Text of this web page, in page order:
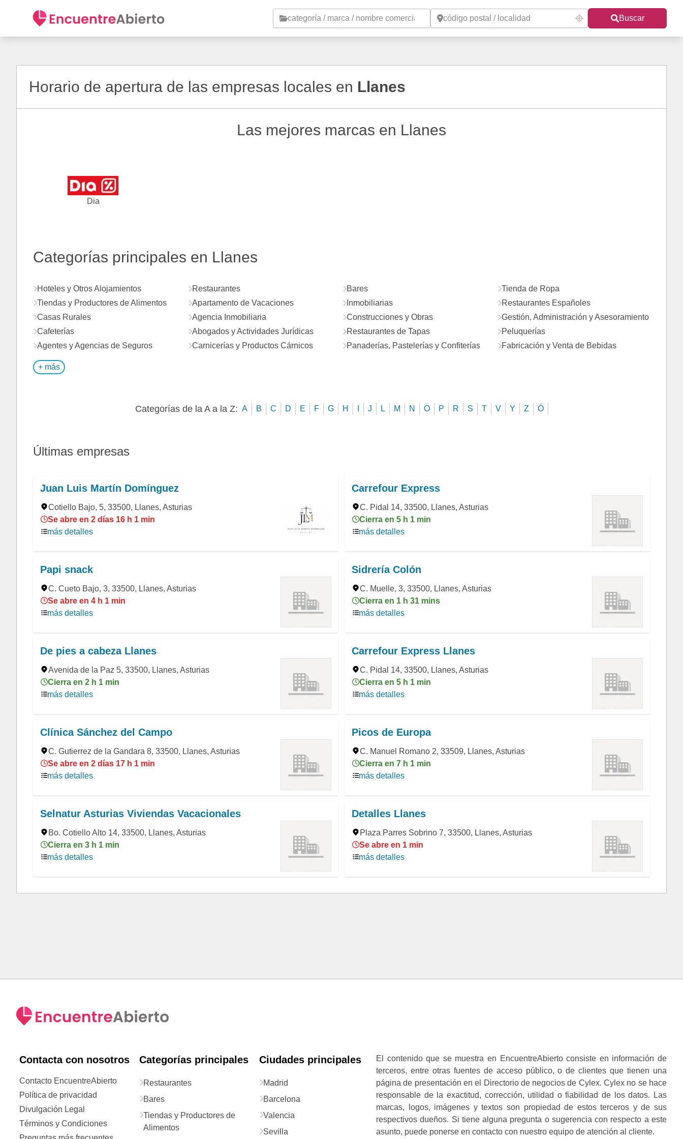
Buscar
Horario de apertura de las empresas locales en Llanes
Las mejores marcas en Llanes
Dia
Categorías principales en Llanes
Hoteles y Otros Alojamientos Restaurantes Bares
Tienda de Ropa
Tiendas y Productores de Alimentos
Apartamento de Vacaciones Inmobiliarias
Restaurantes Españoles
Casas Rurales
Agencia Inmobiliaria Construcciones y Obras
Gestión, Administración y Asesoramiento
Cafeterías
Abogados y Actividades Jurídicas Restaurantes de Tapas
Peluquerías
Agentes y Agencias de Seguros
Carnicerías y Productos Cárnicos Panaderías, Pastelerías y Confiterías Fabricación y Venta de Bebidas
+ más
Categorías de la A a la Z: A B C D E F G H J L M N O P R S T V Y Z Ó
Últimas empresas
Juan Luis Martín Domínguez
Cotiello Bajo, 5, 33500, Llanes, Asturias
Se abre en 2 días 16 h 1 min
más detalles
Carrefour Express
C. Pidal 14, 33500, Llanes, Asturias
Cierra en 5 h 1 min
más detalles
Papi snack
C. Cueto Bajo, 3, 33500, Llanes, Asturias
Se abre en 4 h 1 min
más detalles
Sidrería Colón
C. Muelle, 3, 33500, Llanes, Asturias
Cierra en 1 h 31 mins
más detalles
De pies a cabeza Llanes
Avenida de la Paz 5, 33500, Llanes, Asturias
Cierra en 2 h 1 min
más detalles
Carrefour Express Llanes
C. Pidal 14, 33500, Llanes, Asturias
Cierra en 5 h 1 min
más detalles
Clínica Sánchez del Campo
C. Gutierrez de la Gandara 8, 33500, Llanes, Asturias
Se abre en 2 días 17 h 1 min
más detalles
Picos de Europa
C. Manuel Romano 2, 33509, Llanes, Asturias
Cierra en 7 h 1 min
más detalles
Selnatur Asturias Viviendas Vacacionales
Bo. Cotiello Alto 14, 33500, Llanes, Asturias
Cierra en 3 h 1 min
más detalles
Detalles Llanes
Plaza Parres Sobrino 7, 33500, Llanes, Asturias
Se abre en 1 min
más detalles
Contacta con nosotros
Contacto EncuentreAbierto
Política de privacidad
Divulgación Legal
Términos y Condiciones
Categorías principales
Restaurantes
Bares
Tiendas y Productores de
Alimentos
Ciudades principales
Madrid
Barcelona
Valencia
Sevilla
El contenido que se muestra en EncuentreAbierto consiste en información de
terceros, entre otras fuentes de acceso público, o de clientes que tienen una
página de presentación en el Directorio de negocios de Cylex. Cylex no se hace
responsable de la exactitud, corrección, utilidad o fiabilidad de los datos. Las
marcas, logos, imágenes y textos son propiedad de estos terceros y de sus
respectivos dueños. Si tiene alguna pregunta o sugerencia con respecto a este
asunto, puede ponerse en contacto con nuestro equipo de atención al cliente.